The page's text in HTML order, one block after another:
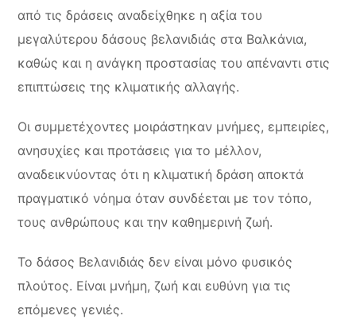
από τις δράσεις αναδείχθηκε η αξία του
μεγαλύτερου δάσους βελανιδιάς στα Βαλκάνια,
καθώς και η ανάγκη προστασίας του απέναντι στις
επιπτώσεις της κλιματικής αλλαγής.
Οι συμμετέχοντες μοιράστηκαν μνήμες, εμπειρίες,
ανησυχίες και προτάσεις για το μέλλον,
αναδεικνύοντας ότι η κλιματική δράση αποκτά
πραγματικό νόημα όταν συνδέεται με τον τόπο,
τους ανθρώπους και την καθημερινή ζωή.
Το δάσος Βελανιδιάς δεν είναι μόνο φυσικός
πλούτος. Είναι μνήμη, ζωή και ευθύνη για τις
επόμενες γενιές.